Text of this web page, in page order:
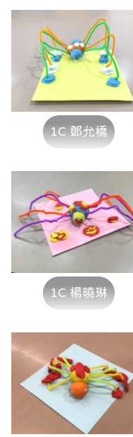
1C 鄧允橋
1C 楊曉琳